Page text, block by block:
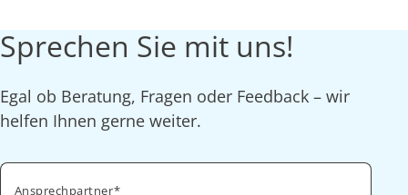
Sprechen Sie mit uns!
Egal ob Beratung, Fragen oder Feedback – wir
helfen Ihnen gerne weiter.
Ansprechpartner